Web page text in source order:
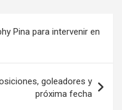
Pina para intervenir en
goleadores y
próxima fecha